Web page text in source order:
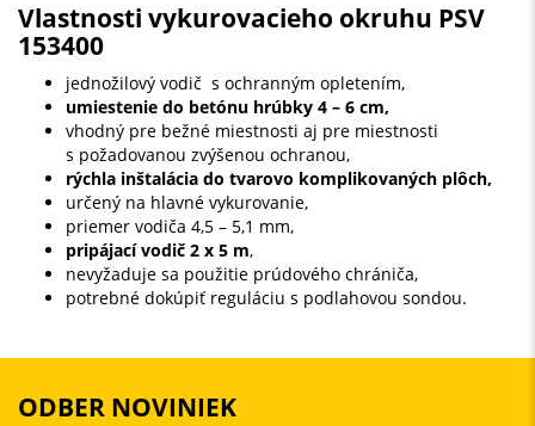
Vlastnosti vykurovacieho okruhu PSV
153400
jednožilový vodič s ochranným opletením,
umiestenie do betónu hrúbky 4 – 6 cm,
vhodný pre bežné miestnosti aj pre miestnosti
s požadovanou zvýšenou ochranou,
rýchla inštalácia do tvarovo komplikovaných plôch,
určený na hlavné vykurovanie,
priemer vodiča 4,5 – 5,1 mm,
pripájací vodič 2 x 5 m,
nevyžaduje sa použitie prúdového chrániča,
potrebné dokúpiť reguláciu s podlahovou sondou.
ODBER NOVINIEK